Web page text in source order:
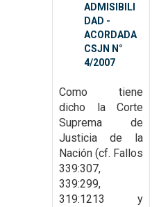
ADMISIBILI
DAD -
ACORDADA
CSJN N°
4/2007
Como tiene
dicho la Corte
Suprema de
Justicia de la
Nación (cf. Fallos
339:307,
339:299,
319:1213 y